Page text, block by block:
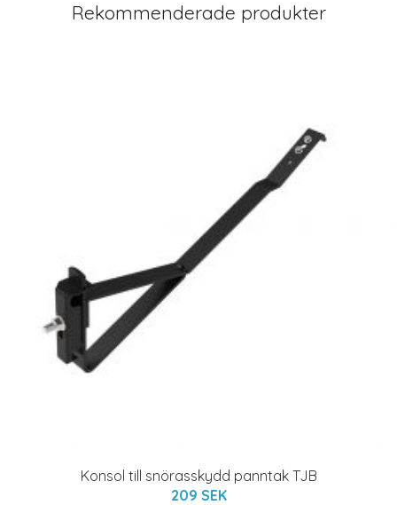
Rekommenderade produkter
Konsol till snörasskydd panntak TJB
209 SEK